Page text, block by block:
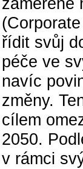
řídit svůj
péče ve
navíc
změny.
cílem
2050.
v rámci